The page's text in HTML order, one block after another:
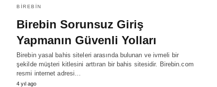
BIREBIN
Birebin Sorunsuz Giriş
Yapmanın Güvenli Yolları
Birebin yasal bahis siteleri arasında bulunan ve ivmeli bir
şekilde müşteri kitlesini arttıran bir bahis sitesidir. Birebin.com
resmi internet adresi…
4 yıl ago